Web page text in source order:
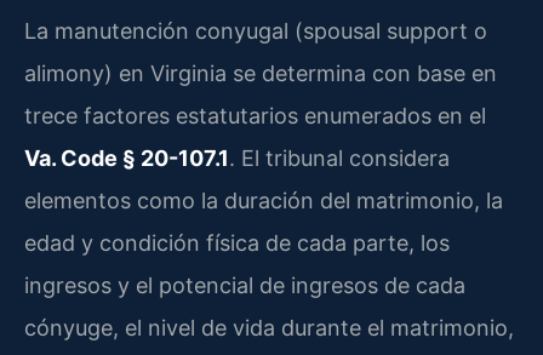
La manutención conyugal (spousal support o
alimony) en Virginia se determina con base en
trece factores estatutarios enumerados en el
Va. Code § 20-107.1. El tribunal considera
elementos como la duración del matrimonio, la
edad y condición física de cada parte, los
ingresos y el potencial de ingresos de cada
cónyuge, el nivel de vida durante el matrimonio,